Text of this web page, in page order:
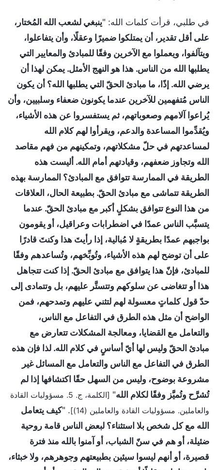
في طلبي، قرأت كلمات الله: "ينبغي لشعب الله المُختار،
على أقل تقدير، أن يمتلكوا ضميرًا وعقلًا، وأن يتفاعلوا،
ويتآلفوا، ويعملوا مع الآخرين وفقًا للمبادئ والمعايير التي
يطلبها الله من الناس. هذا هو النهج الأمثل. يمكن لهذا أن
يرضي الله. إذًا، ما مبادئ الحقّ التي يطلبها الله؟ أن يكون
الناس مُتفهمين للآخرين عندما يكونون ضعفاء وسلبيين، وأن
يُراعوا آلامهم وصعوباتهم، ثم يستفسروا عن هذه الأشياء،
ويُقدِّموا المساعدة والدعم، ويقرأوا لهم كلام الله
لمساعدتهم في حلّ مشكلاتهم، وتمكينهم من فهم مقاصد
الله وتجاوز ضعفهم، وقيادتهم أمام الله. أليست هذه
الطريقة في الممارسة تتوافق مع المبادئ؟ الممارسة بهذه
الطريقة تتماشى مع مبادئ الحقّ. بطبيعة الحال، العلاقات
من هذا النوع تتوافق بشكلٍ أكبر مع مبادئ الحقّ. عندما
يتسبَّب الناس عمدًا في اضطرابات وعراقيل، أو يقومون
بواجبهم عمدًا بطريقةٍ لا مُبالية، إذا رأيتَ هذا وكنتَ قادرًا
على أن توضح لهم هذه الأشياء، وتُوبِّخهم، وتُساعدهم وفقًا
للمبادئ، فإنّ هذا يتوافق مع مبادئ الحقّ. إذا كنت تتجاهل
هذا أو تتغاضى عن سلوكهم وتتستَّر عليهم، بل وتتمادى إلى
حدّ قول كلماتٍ معسولة لهم لتثني عليهم وتمدحهم، فمن
الواضح أن مثل هذه الطرق في التفاعل مع الناس،
والتعامل مع القضايا، ومعالجة المشكلات تتعارض مع
مبادئ الحقّ وليس لها أيّ أساسٍ في كلام الله. لذا فإن هذه
الطرق في التفاعل مع الناس والتعامل مع المسائل غير
مشروعة بوضوح، وليس من السهل حقًا اكتشافها إذا لم
تُشرَّح وتُميَّز وفقًا لكلام الله"
[الكلمة، ج. 5. مسؤوليات القادة
والعاملين. مسؤوليات القادة والعاملين (14)]
. "كيف يتعامل
الله مع كل شخص بلا استثناء؟ لبعض الناس قامة روحية
ضئيلة، أو هم في سنّ الشباب، أو آمنوا بالله منذ فترة
قصيرة، أو أنهم ليسوا سيئين بطبيعتهم وجوهرهم، ولا خبثاء،